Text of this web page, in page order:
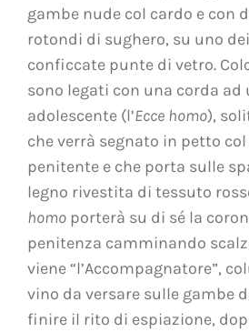
gambe nude col cardo e con
rotondi di sughero, su uno
conficcate punte di vetro.
sono legati con una corda ad
adolescente (l’Ecce homo),
che verrà segnato in petto col
penitente e che porta sulle
legno rivestita di tessuto
homoporterà su di sé la
penitenza camminando
viene “l’Accompagnatore”,
vino da versare sulle gambe
finire il rito di espiazione,